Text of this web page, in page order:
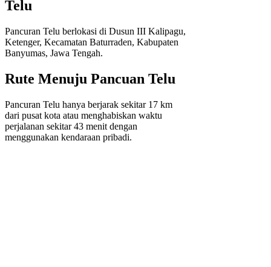
Telu
Pancuran Telu berlokasi di Dusun III Kalipagu,
Ketenger, Kecamatan Baturraden, Kabupaten
Banyumas, Jawa Tengah.
Rute Menuju Pancuan Telu
Pancuran Telu hanya berjarak sekitar 17 km
dari pusat kota atau menghabiskan waktu
perjalanan sekitar 43 menit dengan
menggunakan kendaraan pribadi.